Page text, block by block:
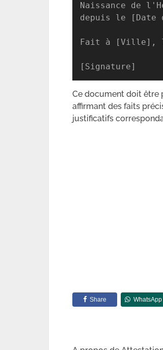
Naissance de
depuis le [Date
Fait à [Ville],
[Signature]
Ce document doit être
affirmant des faits
justificatifs
Share WhatsApp